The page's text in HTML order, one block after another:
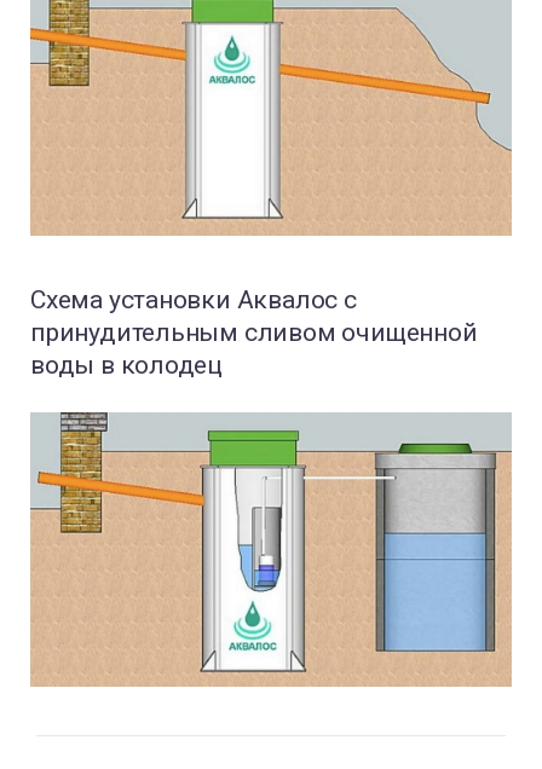
Схема установки Аквалос с
принудительным сливом очищенной
воды в колодец